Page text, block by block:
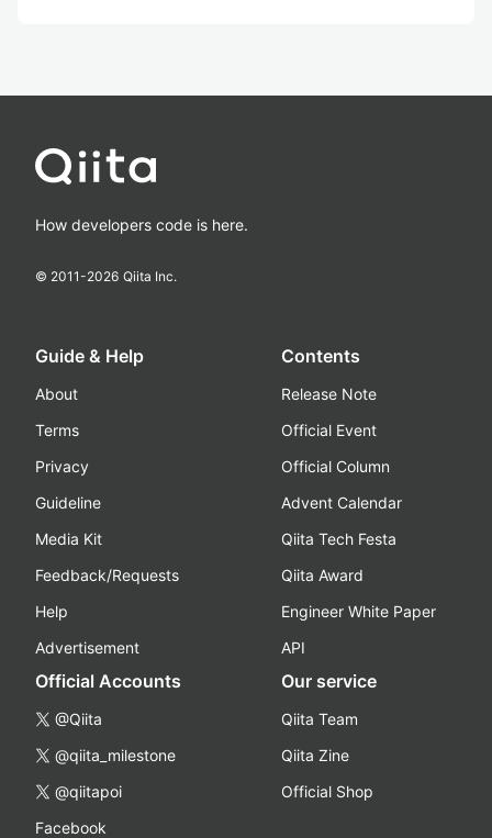
How developers code is here.
© 2011-2026 Qiita Inc.
Guide & Help
About
Terms
Privacy
Guideline
Media Kit
Feedback/Requests
Help
Advertisement
Contents
Release Note
Official Event
Official Column
Advent Calendar
Qiita Tech Festa
Qiita Award
Engineer White Paper
API
Official Accounts
@Qiita
@qiita_milestone
@qiitapoi
Facebook
Our service
Qiita Team
Qiita Zine
Official Shop